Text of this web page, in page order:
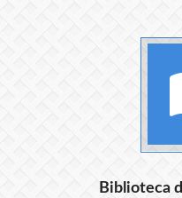
Biblioteca